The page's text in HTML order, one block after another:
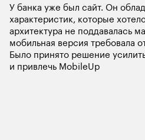
У банка уже был сайт. Он
характеристик, которые
архитектура не поддавалась
мобильная версия требовала
Было принято решение
и привлечь MobileUp